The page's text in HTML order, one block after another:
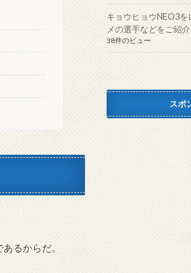
るからだ。
キョウヒョウNEO3
メの選手などをご紹介
38件のビュー
スポ